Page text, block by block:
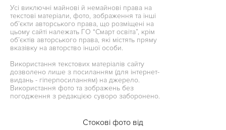
Усі виключні майнові й немайнові права на
текстові матеріали, фото, зображення та інші
об’єкти авторського права, що розміщені на
цьому сайті належать ГО “Смарт освіта”, крім
об’єктів авторського права, які містять пряму
вказівку на авторство іншої особи.
Використання текстових матеріалів сайту
дозволено лише з посиланням (для інтернет-
видань - гіперпосиланням) на джерело.
Використання фото та зображень без
погодження з редакцією суворо заборонено.
Стокові фото від